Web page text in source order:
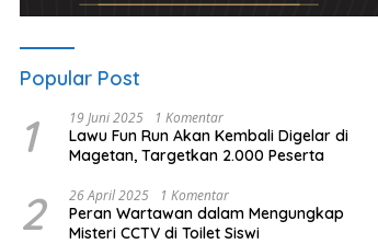
Popular Post
1 19 Juni 2025 1 Komentar
Lawu Fun Run Akan Kembali Digelar di
Magetan, Targetkan 2.000 Peserta
2 26 April 2025 1 Komentar
Peran Wartawan dalam Mengungkap
Misteri CCTV di Toilet Siswi